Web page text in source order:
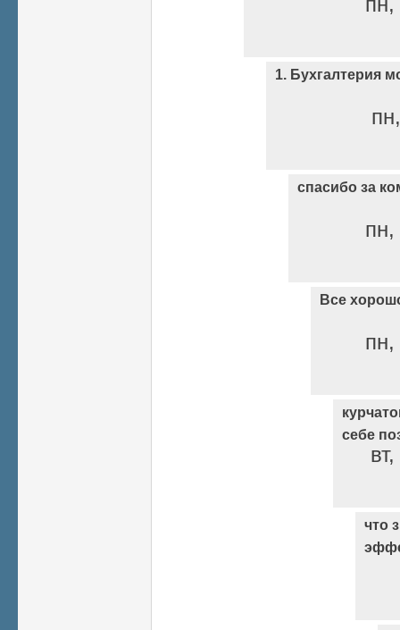
1. Бухгалтерия
спасибо за
Все
себе
что